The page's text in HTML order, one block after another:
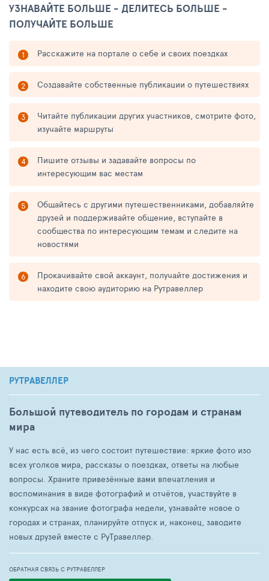
УЗНАВАЙТЕ БОЛЬШЕ - ДЕЛИТЕСЬ БОЛЬШЕ -
ПОЛУЧАЙТЕ БОЛЬШЕ
Расскажите на портале о себе и своих поездках
Создавайте собственные публикации о путешествиях
Читайте публикации других участников, смотрите фото,
изучайте маршруты
Пишите отзывы и задавайте вопросы по
интересующим вас местам
Общайтесь с другими путешественниками, добавляйте
друзей и поддерживайте общение, вступайте в
сообщества по интересующим темам и следите на
новостями
Прокачивайте свой аккаунт, получайте достижения и
находите свою аудиторию на Рутравеллер
РУТРАВЕЛЛЕР
Большой путеводитель по городам и странам
мира
У нас есть всё, из чего состоит путешествие: яркие фото изо
всех уголков мира, рассказы о поездках, ответы на любые
вопросы. Храните привезённые вами впечатления и
воспоминания в виде фотографий и отчётов, участвуйте в
конкурсах на звание фотографа недели, узнавайте новое о
городах и странах, планируйте отпуск и, наконец, заводите
новых друзей вместе с РуТравеллер.
ОБРАТНАЯ СВЯЗЬ С РУТРАВЕЛЛЕР